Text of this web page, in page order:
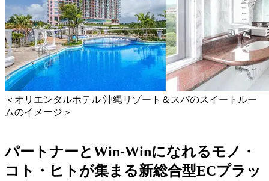
＜オリエンタルホテル 沖縄リゾート＆スパのスイートルー
ムのイメージ＞
パートナーとWin-Winになれるモノ・
コト・ヒトが集まる新総合型ECプラッ